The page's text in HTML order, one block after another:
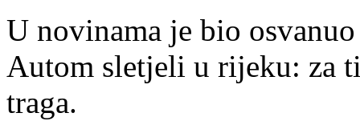
U novinama je bio
Autom sletjeli u rijeku: za
traga.